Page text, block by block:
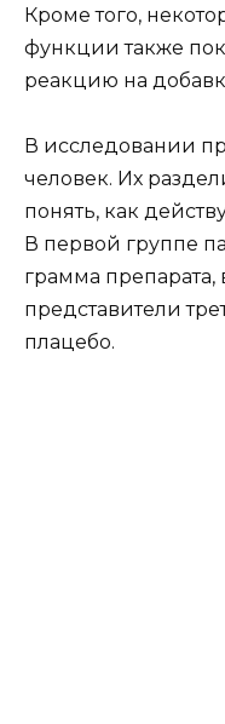
Кроме того,
функции также
реакцию на
В исследовании
человек. Их
понять, как
В первой группе
грамма препарата,
представители
плацебо.